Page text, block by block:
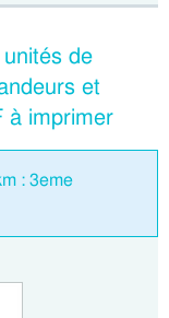
de
et
à imprimer
: 3eme